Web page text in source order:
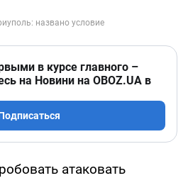
в курсе главного –
на Новини на OBOZ.UA в
атаковать